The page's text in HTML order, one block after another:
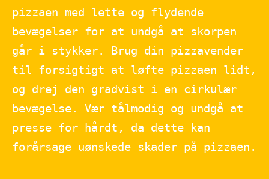
pizzaen med lette og flydende
bevægelser for at undgå at skorpen
går i stykker. Brug din pizzavender
til forsigtigt at løfte pizzaen lidt,
og drej den gradvist i en cirkulær
bevægelse. Vær tålmodig og undgå at
presse for hårdt, da dette kan
forårsage uønskede skader på pizzaen.